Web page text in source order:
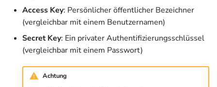
Access Key: Persönlicher öffentlicher Bezeichner
(vergleichbar mit einem Benutzernamen)
Secret Key: Ein privater Authentifizierungsschlüssel
(vergleichbar mit einem Passwort)
Achtung